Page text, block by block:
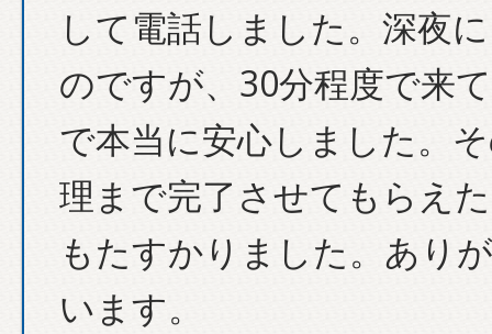
して電話しました。深夜
のですが、30分程度で来
で本当に安心しました。
理まで完了させてもらえ
もたすかりました。あり
います。